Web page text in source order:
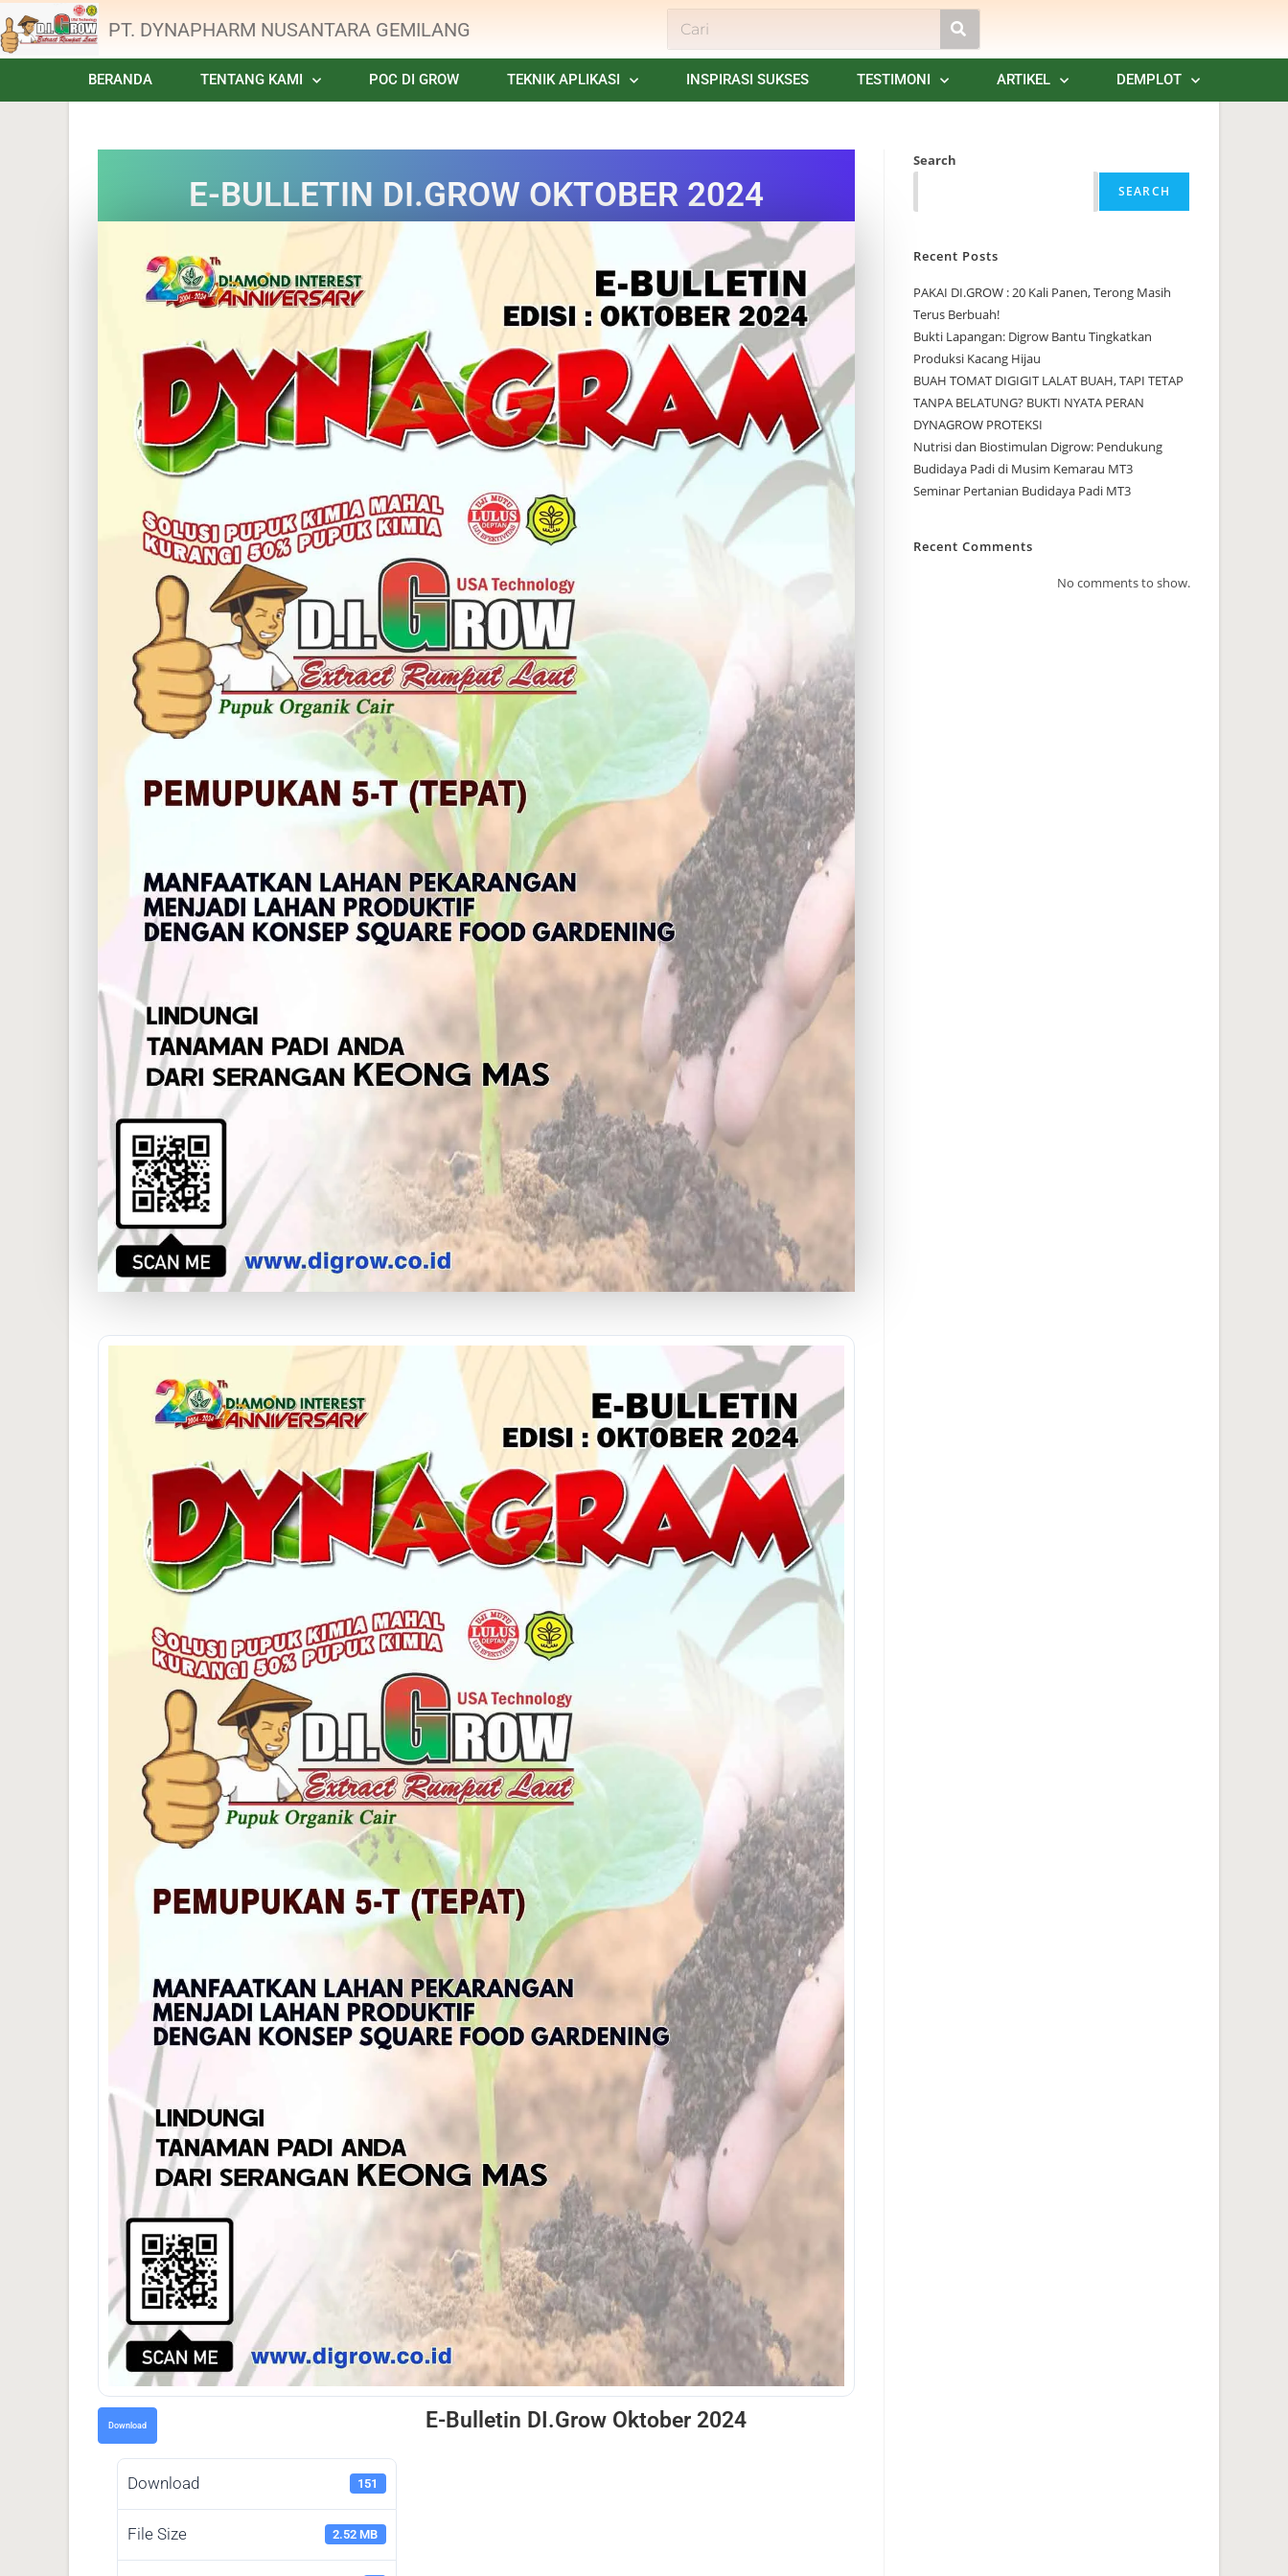
PT. DYNAPHARM NUSANTARA GEMILANG
BERANDA TENTANG KAMI POC DI GROW TEKNIK APLIKASI INSPIRASI SUKSES TESTIMONI ARTIKEL DEMPLOT
E-BULLETIN DI.GROW OKTOBER 2024
Download
Download 151
File Size 2.52 MB
E-Bulletin DI.Grow Oktober 2024
Search
SEARCH
Recent Posts
PAKAI DI.GROW : 20 Kali Panen, Terong Masih
Terus Berbuah!
Bukti Lapangan: Digrow Bantu Tingkatkan
Produksi Kacang Hijau
BUAH TOMAT DIGIGIT LALAT BUAH, TAPI TETAP
TANPA BELATUNG? BUKTI NYATA PERAN
DYNAGROW PROTEKSI
Nutrisi dan Biostimulan Digrow: Pendukung
Budidaya Padi di Musim Kemarau MT3
Seminar Pertanian Budidaya Padi MT3
Recent Comments
No comments to show.